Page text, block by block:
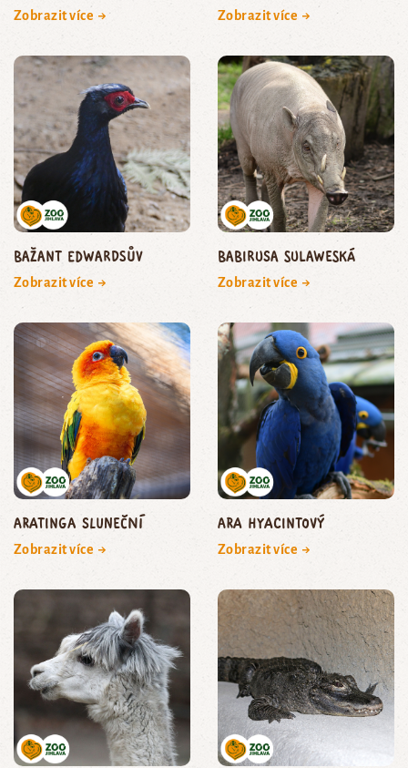
Zobrazit více → Zobrazit více →
bažant edwardsův
Zobrazit více →
babirusa sulaweská
Zobrazit více →
aratinga sluneční
Zobrazit více →
ara hyacintový
Zobrazit více →